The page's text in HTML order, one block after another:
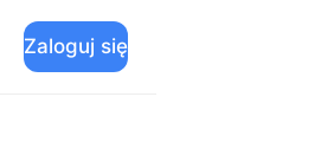
Zaloguj się